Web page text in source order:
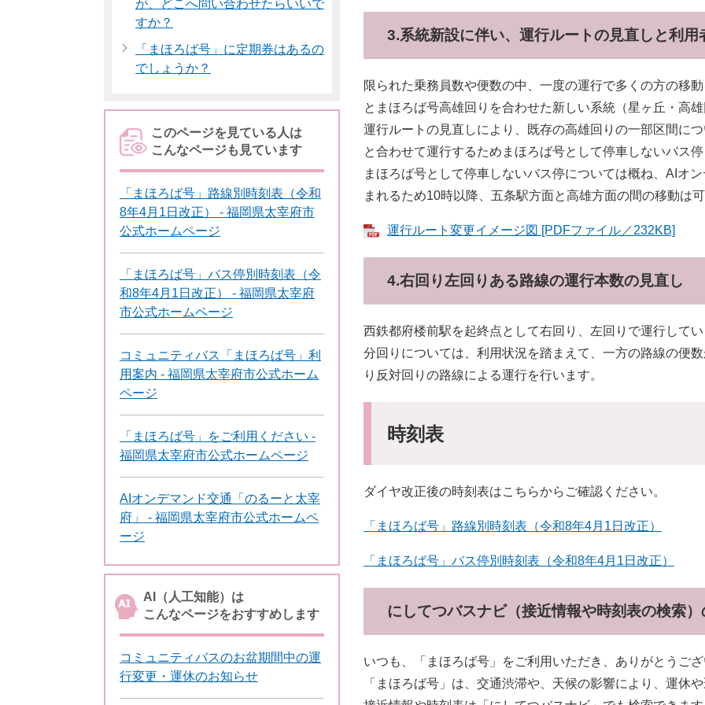
3.系統新設に伴い、運行ルートの見直しと利
限られた乗務員数や便数の中、一度の運行で多くの方の移
とまほろば号高雄回りを合わせた新しい系統（星ヶ丘・高
運行ルートの見直しにより、既存の高雄回りの一部区間に
と合わせて運行するためまほろば号として停車しないバス
まほろば号として停車しないバス停については概ね、AIオ
まれるため10時以降、五条駅方面と高雄方面の間の移動は
運行ルート変更イメージ図 [PDFファイル／232KB]
4.右回り左回りある路線の運行本数の見直し
西鉄都府楼前駅を起終点として右回り、左回りで運行して
分回りについては、利用状況を踏まえて、一方の路線の便
り反対回りの路線による運行を行います。
時刻表
ダイヤ改正後の時刻表はこちらからご確認ください。
「まほろば号」路線別時刻表（令和8年4月1日改正）
「まほろば号」バス停別時刻表（令和8年4月1日改正）
にしてつバスナビ（接近情報や時刻表の検索
いつも、「まほろば号」をご利用いただき、ありがとうご
「まほろば号」は、交通渋滞や、天候の影響により、運休
が、どこへ問い合わせたらいいで
すか？
「まほろば号」に定期券はあるの
でしょうか？
このページを見ている人は
こんなページも見ています
「まほろば号」路線別時刻表（令和
8年4月1日改正） - 福岡県太宰府市
公式ホームページ
「まほろば号」バス停別時刻表（令
和8年4月1日改正） - 福岡県太宰府
市公式ホームページ
コミュニティバス「まほろば号」利
用案内 - 福岡県太宰府市公式ホーム
ページ
「まほろば号」をご利用ください -
福岡県太宰府市公式ホームページ
AIオンデマンド交通「のるーと太宰
府」 - 福岡県太宰府市公式ホームペ
ージ
AI（人工知能）は
こんなページをおすすめします
コミュニティバスのお盆期間中の運
行変更・運休のお知らせ